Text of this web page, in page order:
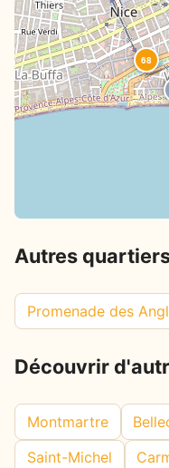
68
Autres
Promenade des
Découvrir
Montmartre
Saint-Michel